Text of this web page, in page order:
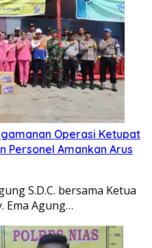
Operasi Ketupat
Personel Amankan Arus
S.D.C. bersama Ketua
Ema Agung…